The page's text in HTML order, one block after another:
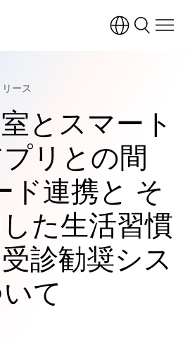
ース
とスマート
リとの間
ド連携と そ
た生活習慣
診勧奨シス
て